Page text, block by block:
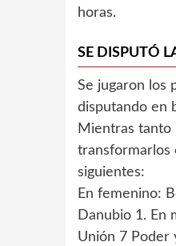
horas.
SE DISPUTÓ
Se jugaron los
disputando en
Mientras tanto
transformarlos
siguientes:
En femenino:
Danubio 1. En
Unión 7 Poder